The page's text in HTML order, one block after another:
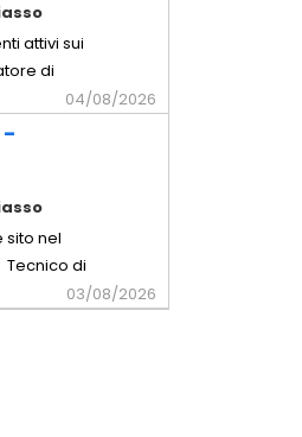
attivi sui
di
e
04/08/2026
-
sito nel
di
03/08/2026